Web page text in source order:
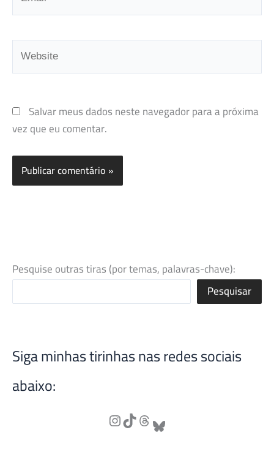
Website
Salvar meus dados neste navegador para a próxima
vez que eu comentar.
Pesquise outras tiras (por temas, palavras-chave):
Pesquisar
Siga minhas tirinhas nas redes sociais
abaixo: